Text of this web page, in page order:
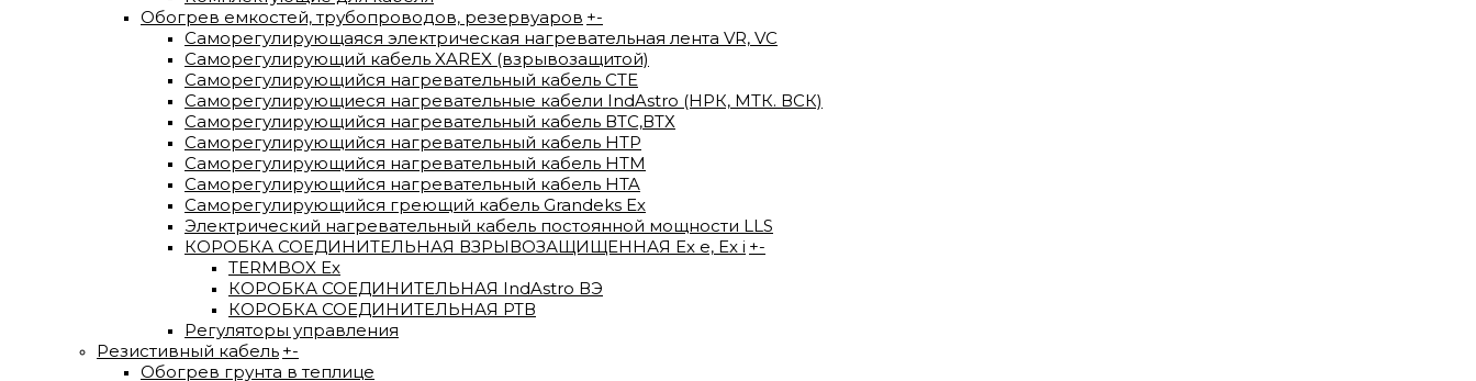
Обогрев емкостей, трубопроводов, резервуаров +-
Саморегулирующаяся электрическая нагревательная лента VR, VC
Саморегулирующий кабель XAREX (взрывозащитой)
Саморегулирующийся нагревательный кабель СТЕ
Саморегулирующиеся нагревательные кабели IndAstro (НРК, МТК. ВСК)
Саморегулирующийся нагревательный кабель ВTС,ВТХ
Саморегулирующийся нагревательный кабель HTP
Саморегулирующийся нагревательный кабель HTM
Саморегулирующийся нагревательный кабель HTA
Саморегулирующийся греющий кабель Grandeks Ex
Электрический нагревательный кабель постоянной мощности LLS
КОРОБКА СОЕДИНИТЕЛЬНАЯ ВЗРЫВОЗАЩИЩЕННАЯ Ex e, Ex i +-
TERMBOX Еx
КОРОБКА СОЕДИНИТЕЛЬНАЯ IndAstro ВЭ
КОРОБКА СОЕДИНИТЕЛЬНАЯ РТВ
Регуляторы управления
Резистивный кабель +-
Обогрев грунта в теплице